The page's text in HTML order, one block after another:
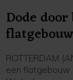
Dode
ROTTERDAM
een flatgebouw